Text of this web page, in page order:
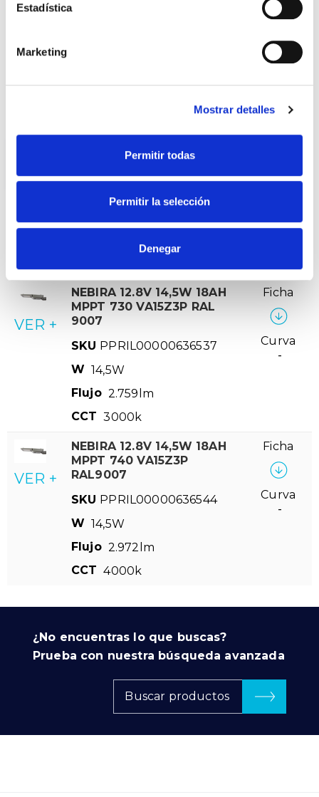
Estadística
Marketing
Mostrar detalles
Permitir todas
Permitir la selección
Denegar
Modelos Nebira
VER +
NEBIRA 12.8V 14,5W 18AH
MPPT 730 VA15Z3P RAL
9007
SKU PPRIL00000636537
W 14,5W
Flujo 2.759lm
CCT 3000k
Ficha
Curva
-
VER +
NEBIRA 12.8V 14,5W 18AH
MPPT 740 VA15Z3P
RAL9007
SKU PPRIL00000636544
W 14,5W
Flujo 2.972lm
CCT 4000k
Ficha
Curva
-
¿No encuentras lo que buscas?
Prueba con nuestra búsqueda avanzada
Buscar productos